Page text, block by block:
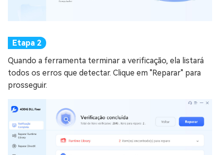
Quando a ferramenta terminar a verificação, ela listará
todos os erros que detectar. Clique em "Reparar" para
prosseguir.